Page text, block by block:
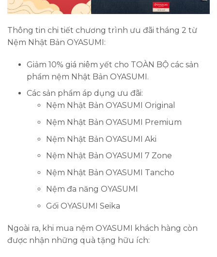
Thông tin chi tiết chương trình ưu đãi tháng 2 từ
Nệm Nhật Bản OYASUMI:
Giảm 10% giá niêm yết cho TOÀN BỘ các sản
phẩm nệm Nhật Bản OYASUMI.
Các sản phẩm áp dụng ưu đãi:
Nệm Nhật Bản OYASUMI Original
Nệm Nhật Bản OYASUMI Premium
Nệm Nhật Bản OYASUMI Aki
Nệm Nhật Bản OYASUMI 7 Zone
Nệm Nhật Bản OYASUMI Tancho
Nệm đa năng OYASUMI
Gối OYASUMI Seika
Ngoài ra, khi mua nệm OYASUMI khách hàng còn
được nhận những quà tặng hữu ích: